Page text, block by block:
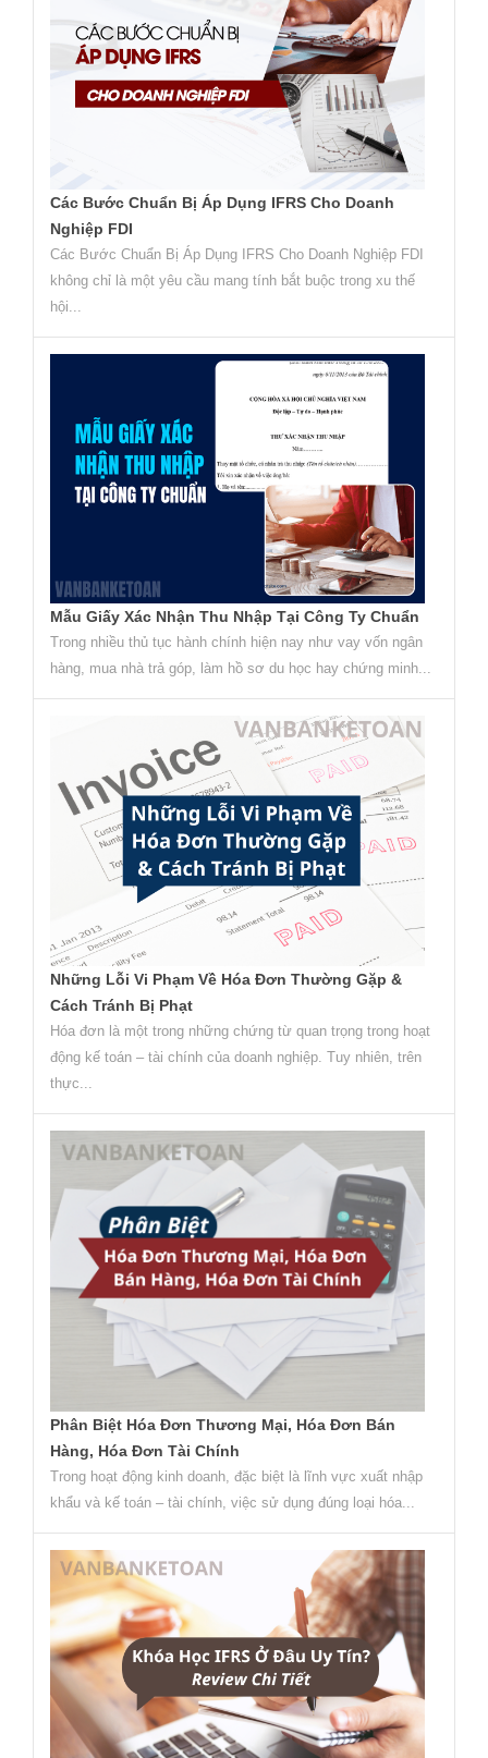
Các Bước Chuẩn Bị Áp Dụng IFRS Cho Doanh
Nghiệp FDI
Các Bước Chuẩn Bị Áp Dụng IFRS Cho Doanh Nghiệp FDI
không chỉ là một yêu cầu mang tính bắt buộc trong xu thế
hội...
Mẫu Giấy Xác Nhận Thu Nhập Tại Công Ty Chuẩn
Trong nhiều thủ tục hành chính hiện nay như vay vốn ngân
hàng, mua nhà trả góp, làm hồ sơ du học hay chứng minh...
Những Lỗi Vi Phạm Về Hóa Đơn Thường Gặp &
Cách Tránh Bị Phạt
Hóa đơn là một trong những chứng từ quan trọng trong hoạt
động kế toán – tài chính của doanh nghiệp. Tuy nhiên, trên
thực...
Phân Biệt Hóa Đơn Thương Mại, Hóa Đơn Bán
Hàng, Hóa Đơn Tài Chính
Trong hoạt động kinh doanh, đặc biệt là lĩnh vực xuất nhập
khẩu và kế toán – tài chính, việc sử dụng đúng loại hóa...